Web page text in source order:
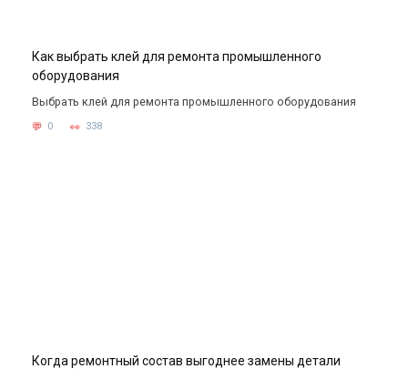
Как выбрать клей для ремонта промышленного
оборудования
Выбрать клей для ремонта промышленного оборудования
0 338
Когда ремонтный состав выгоднее замены детали